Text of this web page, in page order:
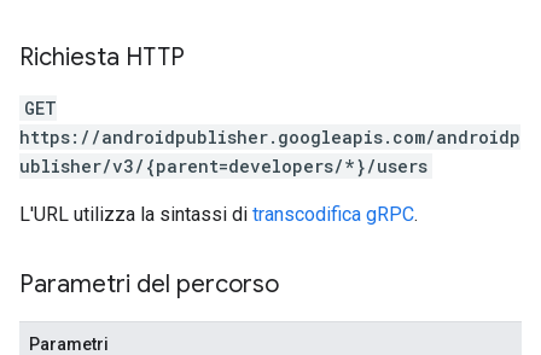
Richiesta HTTP
GET
https://androidpublisher.googleapis.com/androidp
ublisher/v3/{parent=developers/*}/users
L'URL utilizza la sintassi di transcodifica gRPC.
Parametri del percorso
Parametri